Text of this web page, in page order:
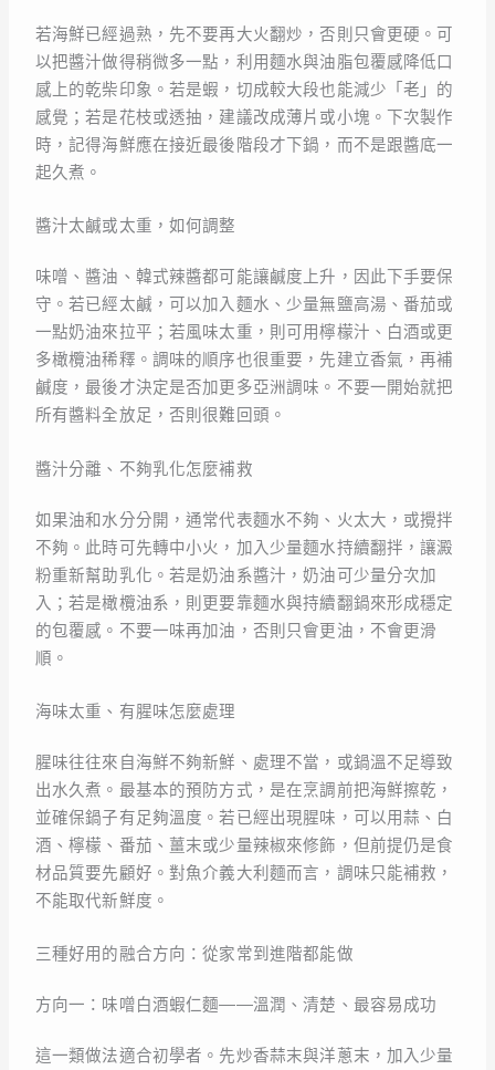
若海鮮已經過熟，先不要再大火翻炒，否則只會更硬。可
以把醬汁做得稍微多一點，利用麵水與油脂包覆感降低口
感上的乾柴印象。若是蝦，切成較大段也能減少「老」的
感覺；若是花枝或透抽，建議改成薄片或小塊。下次製作
時，記得海鮮應在接近最後階段才下鍋，而不是跟醬底一
起久煮。
醬汁太鹹或太重，如何調整
味噌、醬油、韓式辣醬都可能讓鹹度上升，因此下手要保
守。若已經太鹹，可以加入麵水、少量無鹽高湯、番茄或
一點奶油來拉平；若風味太重，則可用檸檬汁、白酒或更
多橄欖油稀釋。調味的順序也很重要，先建立香氣，再補
鹹度，最後才決定是否加更多亞洲調味。不要一開始就把
所有醬料全放足，否則很難回頭。
醬汁分離、不夠乳化怎麼補救
如果油和水分分開，通常代表麵水不夠、火太大，或攪拌
不夠。此時可先轉中小火，加入少量麵水持續翻拌，讓澱
粉重新幫助乳化。若是奶油系醬汁，奶油可少量分次加
入；若是橄欖油系，則更要靠麵水與持續翻鍋來形成穩定
的包覆感。不要一味再加油，否則只會更油，不會更滑
順。
海味太重、有腥味怎麼處理
腥味往往來自海鮮不夠新鮮、處理不當，或鍋溫不足導致
出水久煮。最基本的預防方式，是在烹調前把海鮮擦乾，
並確保鍋子有足夠溫度。若已經出現腥味，可以用蒜、白
酒、檸檬、番茄、薑末或少量辣椒來修飾，但前提仍是食
材品質要先顧好。對魚介義大利麵而言，調味只能補救，
不能取代新鮮度。
三種好用的融合方向：從家常到進階都能做
方向一：味噌白酒蝦仁麵——溫潤、清楚、最容易成功
這一類做法適合初學者。先炒香蒜末與洋蔥末，加入少量